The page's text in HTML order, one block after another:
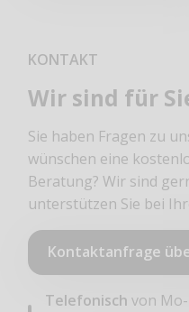
KONTAKT
Wir sind für
Sie haben Fragen zu
wünschen eine
Beratung? Wir sind
unterstützen Sie bei
Kontaktanfrage
Telefonisch von